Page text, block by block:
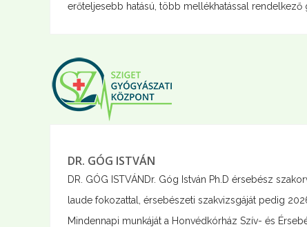
erőteljesebb hatású, több mellékhatással
DR. GÓG ISTVÁN
DR. GÓG ISTVÁNDr. Góg István Ph.D érsebész
laude fokozattal, érsebészeti szakvizsgáját pedig
Mindennapi munkáját a Honvédkórház Szív- és